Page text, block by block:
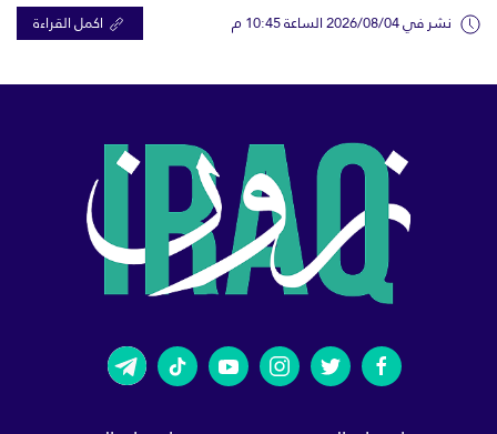
نشر في 2026/08/04 الساعة 10:45 م اكمل القراءة